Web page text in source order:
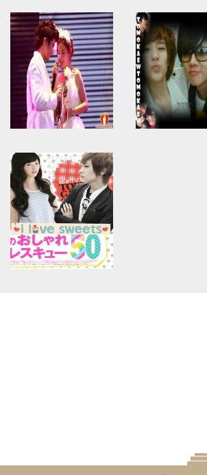
Warning: Use of undefined
constant article_topic -
assumed 'article_topic' (this
will throw an Error in a future
version of PHP) in
/home/keedkean/domains/keedkean.com/
on line534
นาทีรักรักสะกิดหัวใจอันตราย
นายจอมแสบ
Warning: Use of
constant
assumed
will throw an Error
version of
/home/keedkean/
on line
เผลอเออเลย
Warning : Use of undefined
constant article_topic -
assumed 'article_topic' (this
will throw an Error in a future
version of PHP) in
/home/keedkean/domains/keedkean.com/
on line534
*ถ้าฉันร้าย แล้วเธอจะรักรึเปล่า*